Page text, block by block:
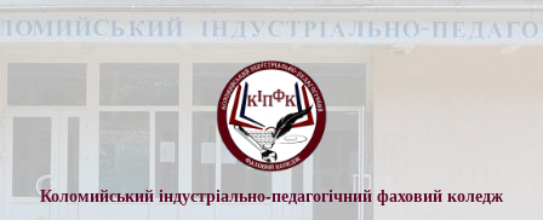
Перейти
до
Коломийський індустріально-педагогічний фаховий коледж